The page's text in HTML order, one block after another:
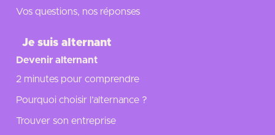
Vos questions, nos réponses
Je suis alternant
Devenir alternant
2 minutes pour comprendre
Pourquoi choisir l’alternance ?
Trouver son entreprise